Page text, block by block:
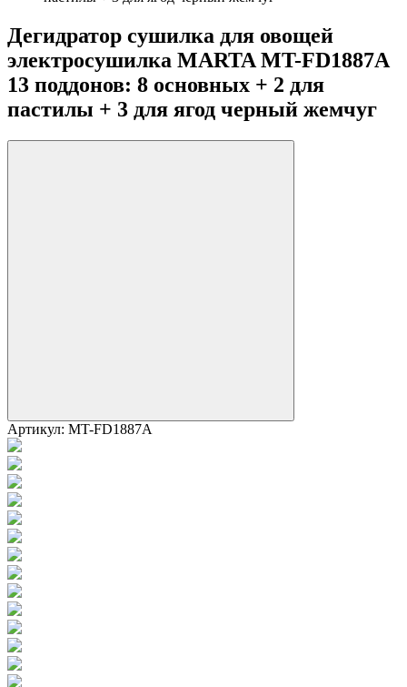
Дегидратор сушилка для овощей
электросушилка MARTA MT-FD1887A
13 поддонов: 8 основных + 2 для
пастилы + 3 для ягод черный жемчуг
Артикул: MT-FD1887A